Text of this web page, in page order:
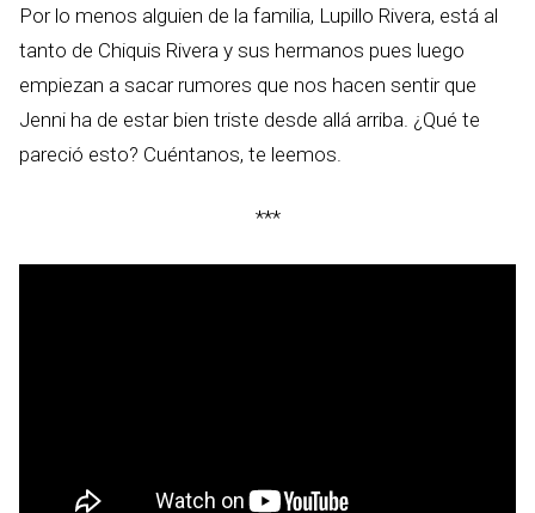
Por lo menos alguien de la familia, Lupillo Rivera, está al
tanto de Chiquis Rivera y sus hermanos pues luego
empiezan a sacar rumores que nos hacen sentir que
Jenni ha de estar bien triste desde allá arriba. ¿Qué te
pareció esto? Cuéntanos, te leemos.
***